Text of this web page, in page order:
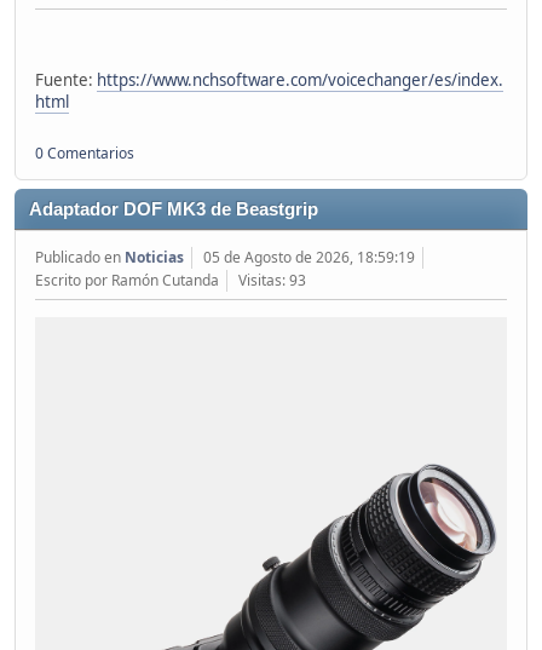
Fuente: https://www.nchsoftware.com/voicechanger/es/index.
html
0 Comentarios
Adaptador DOF MK3 de Beastgrip
Publicado en Noticias
05 de Agosto de 2026, 18:59:19
Escrito por Ramón Cutanda
Visitas: 93